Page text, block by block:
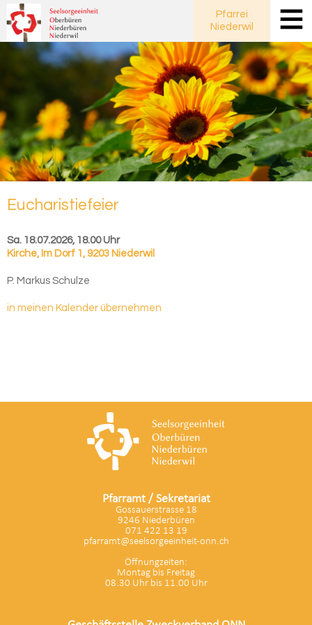
Pfarrei
Niederwil
Eu­cha­ris­tie­fei­er
Sa. 18.07.2026, 18.00 Uhr
Kirche, Im Dorf 1, 9203 Niederwil
P. Markus Schulze
in meinen Kalender übernehmen
Pfarramt / Sekretariat
Gossauerstrasse 18
9246 Niederbüren
071 422 13 19
pfarramt@seelsorgeeinheit-onn.ch
Öffnungzeiten:
Montag bis Freitag
08.30 Uhr bis 11.00 Uhr